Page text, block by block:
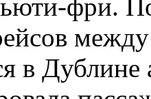
фри.
в Дублине